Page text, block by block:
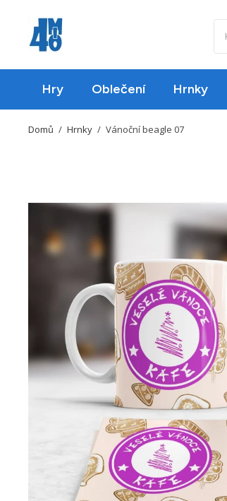
Hry Oblečení Hrnky
Domů Hrnky Vánoční beagle 07